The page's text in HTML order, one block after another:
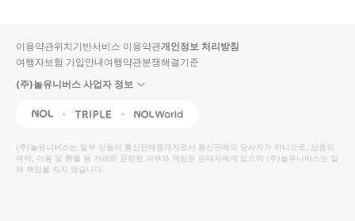
입니
다.
높
은
순
동
영
상
순
상
이용약관위치기반서비스 이용약관개인정보 처리방침
여행자보험 가입안내여행약관분쟁해결기준
(주)놀유니버스 사업자 정보
NOL Triple Interpark Global
(주)놀유니버스는 일부 상품의 통신판매중개자로서 통신판매의 당사자가 아니므로, 상품의
예약, 이용 및 환불 등 거래와 관련된 의무와 책임은 판매자에게 있으며 (주)놀유니버스는 일
체 책임을 지지 않습니다.